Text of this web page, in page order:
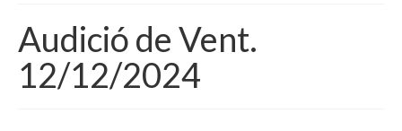
Escola
Sobre nosaltres
Audició de Vent.
12/12/2024